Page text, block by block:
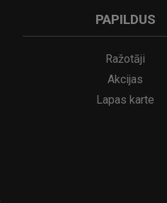
29.95€
PAPILDUS
Ražotāji
Akcijas
Lapas karte